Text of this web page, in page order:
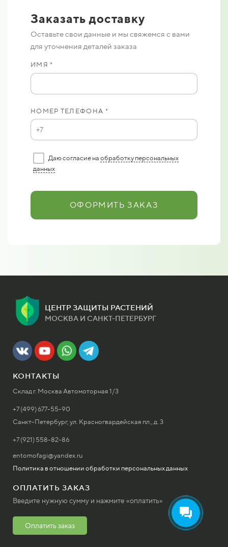
Заказать доставку
Оставьте свои данные и мы свяжемся с вами
для уточнения деталей заказа
ИМЯ *
НОМЕР ТЕЛЕФОНА *
Даю согласие на обработку персональных
данных
ОФОРМИТЬ ЗАКАЗ
ЦЕНТР ЗАЩИТЫ РАСТЕНИЙ
МОСКВА И САНКТ-ПЕТЕРБУРГ
КОНТАКТЫ
Склад г. Москва Автомоторная 1/3
+7 (499) 677-55-90
Санкт-Петербург, ул. Красногвардейская пл., д. 3
+7 (921) 558-82-86
entomofagi@yandex.ru
Политика в отношении обработки персональных данных
ОПЛАТИТЬ ЗАКАЗ
Введите нужную сумму и нажмите «оплатить»
Оплатить заказ